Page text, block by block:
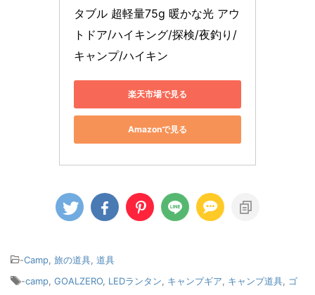
タブル 超軽量75g 暖かな光 アウ
トドア/ハイキング/探検/夜釣り/
キャンプ/ハイキン
楽天市場で見る
Amazonで見る
-Camp 旅の道具 道具
-camp GOALZERO LEDランタン キャンプギア キャンプ道具
ゴ